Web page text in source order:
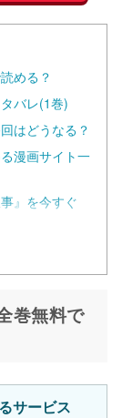
める？
バレ(1巻)
はどうなる？
漫画サイト一
』を今すぐ
巻無料で
サービス